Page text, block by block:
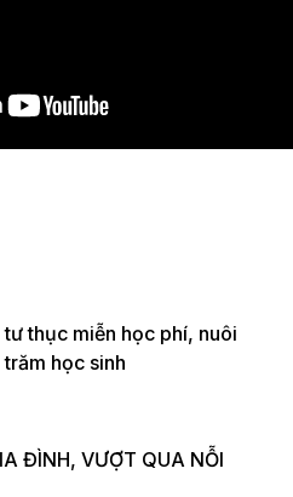
thục miễn học phí, nuôi
học sinh
ĐÌNH, VƯỢT QUA NỖI